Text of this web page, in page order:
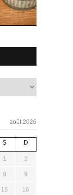
août 2026
S D
1 2
8 9
15 16